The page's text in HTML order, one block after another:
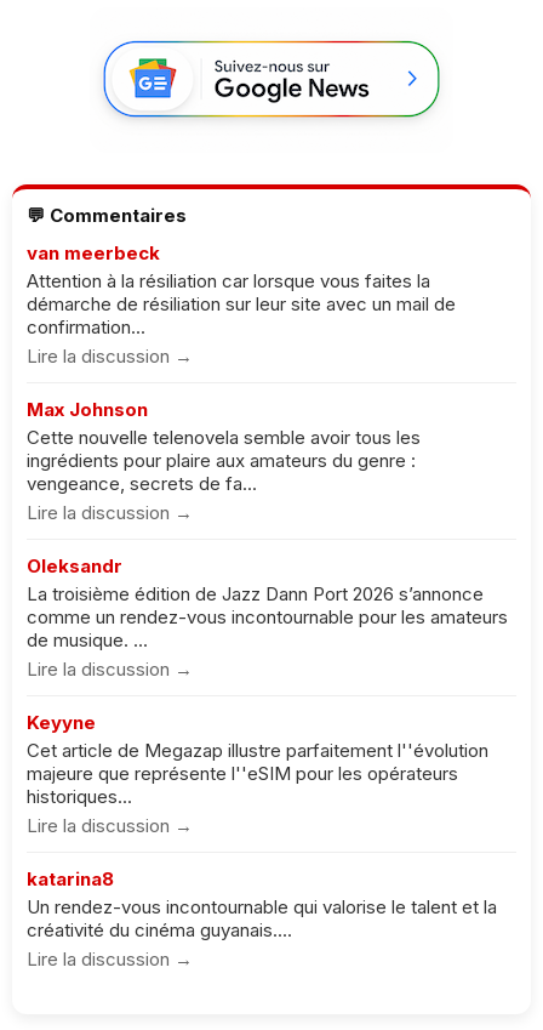
💬 Commentaires
van meerbeck
Attention à la résiliation car lorsque vous faites la
démarche de résiliation sur leur site avec un mail de
confirmation...
Lire la discussion →
Max Johnson
Cette nouvelle telenovela semble avoir tous les
ingrédients pour plaire aux amateurs du genre :
vengeance, secrets de fa...
Lire la discussion →
Oleksandr
La troisième édition de Jazz Dann Port 2026 s’annonce
comme un rendez-vous incontournable pour les amateurs
de musique. ...
Lire la discussion →
Keyyne
Cet article de Megazap illustre parfaitement l''évolution
majeure que représente l''eSIM pour les opérateurs
historiques...
Lire la discussion →
katarina8
Un rendez-vous incontournable qui valorise le talent et la
créativité du cinéma guyanais....
Lire la discussion →